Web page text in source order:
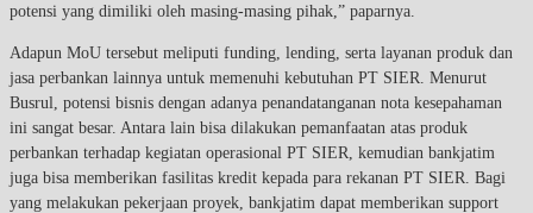
potensi yang dimiliki oleh masing-masing pihak,” paparnya.
Adapun MoU tersebut meliputi funding, lending, serta layanan produk dan
jasa perbankan lainnya untuk memenuhi kebutuhan PT SIER. Menurut
Busrul, potensi bisnis dengan adanya penandatanganan nota kesepahaman
ini sangat besar. Antara lain bisa dilakukan pemanfaatan atas produk
perbankan terhadap kegiatan operasional PT SIER, kemudian bankjatim
juga bisa memberikan fasilitas kredit kepada para rekanan PT SIER. Bagi
yang melakukan pekerjaan proyek, bankjatim dapat memberikan support